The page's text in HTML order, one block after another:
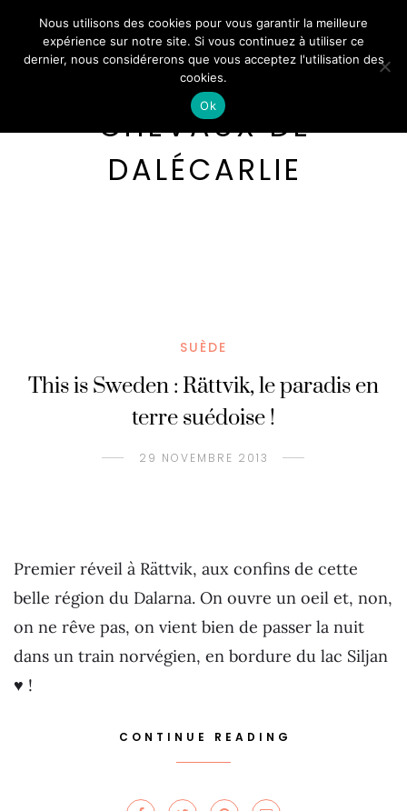
CHEVAUX DE
DALÉCARLIE
SUÈDE
This is Sweden : Rättvik, le paradis en
terre suédoise !
29 NOVEMBRE 2013
Premier réveil à Rättvik, aux confins de cette
belle région du Dalarna. On ouvre un oeil et, non,
on ne rêve pas, on vient bien de passer la nuit
dans un train norvégien, en bordure du lac Siljan
♥ !
CONTINUE READING
Nous utilisons des cookies pour vous garantir la meilleure
expérience sur notre site. Si vous continuez à utiliser ce
dernier, nous considérerons que vous acceptez l'utilisation des
cookies.
Ok